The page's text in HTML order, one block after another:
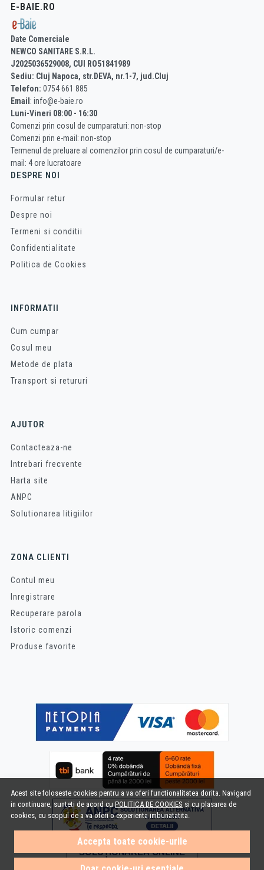
Acest site foloseste cookies pentru a va oferi functionalitatea dorita. Navigand
in continuare, sunteti de acord cuPOLITICA DE COOKIES si cu plasarea de
cookies, cu scopul de a va oferi o experienta imbunatatita.
Accepta toate cookie-urile
E-BAIE.RO
Date Comerciale
NEWCO SANITARE S.R.L.
J2025036529008, CUI RO51841989
Sediu: Cluj Napoca, str.DEVA, nr.1-7, jud.Cluj
Telefon: 0754 661 885
Email : info@e-baie.ro
Luni-Vineri 08:00 - 16:30
Comenzi prin cosul de cumparaturi: non-stop
Comenzi prin e-mail: non-stop
Termenul de preluare al comenzilor prin cosul de cumparaturi/e-
mail: 4 ore lucratoare
DESPRE NOI
Formular retur
Despre noi
Termeni si conditii
Confidentialitate
Politica de Cookies
INFORMATII
Cum cumpar
Cosul meu
Metode de plata
Transport si retururi
AJUTOR
Contacteaza-ne
Intrebari frecvente
Harta site
ANPC
Solutionarea litigiilor
ZONA CLIENTI
Contul meu
Inregistrare
Recuperare parola
Istoric comenzi
Produse favorite